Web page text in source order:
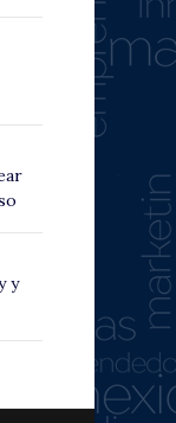
y